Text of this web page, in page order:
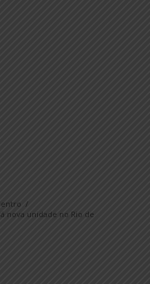
/
nova unidade no Rio de